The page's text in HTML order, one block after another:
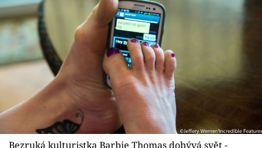
Bezruká kulturistka Barbie Thomas dobývá svět -